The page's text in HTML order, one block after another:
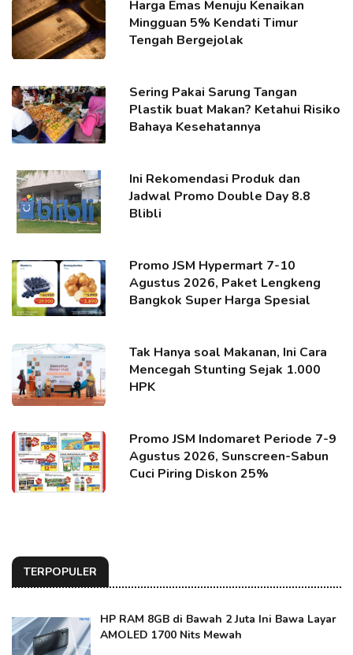
Harga Emas Menuju Kenaikan
Mingguan 5% Kendati Timur
Tengah Bergejolak
Sering Pakai Sarung Tangan
Plastik buat Makan? Ketahui Risiko
Bahaya Kesehatannya
Ini Rekomendasi Produk dan
Jadwal Promo Double Day 8.8
Blibli
Promo JSM Hypermart 7-10
Agustus 2026, Paket Lengkeng
Bangkok Super Harga Spesial
Tak Hanya soal Makanan, Ini Cara
Mencegah Stunting Sejak 1.000
HPK
Promo JSM Indomaret Periode 7-9
Agustus 2026, Sunscreen-Sabun
Cuci Piring Diskon 25%
TERPOPULER
HP RAM 8GB di Bawah 2 Juta Ini Bawa Layar
AMOLED 1700 Nits Mewah